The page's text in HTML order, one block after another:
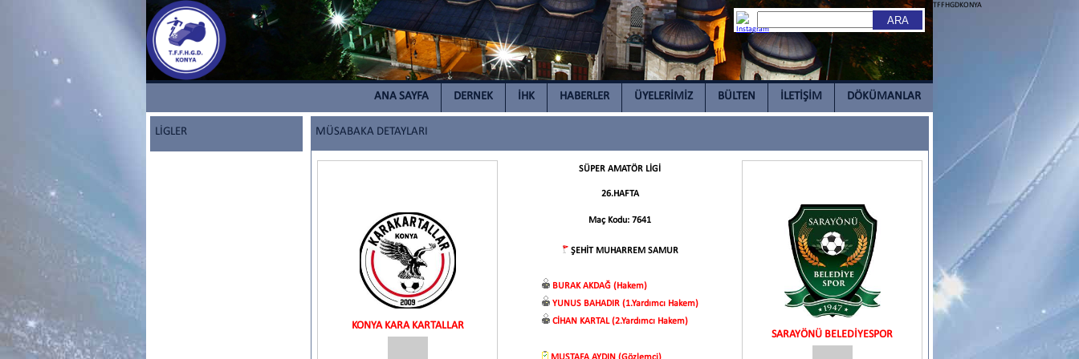
ANA SAYFA DERNEK İHK HABERLER ÜYELERİMİZ BÜLTEN İLETİŞİM DÖKÜMANLAR
LİGLER MÜSABAKA DETAYLARI
KONYA KARA KARTALLAR
SÜPER AMATÖR LİGİ
26.HAFTA
Maç Kodu: 7641
ŞEHİT MUHARREM SAMUR
BURAK AKDAĞ (Hakem)
YUNUS BAHADIR (1.Yardımcı Hakem)
CİHAN KARTAL (2.Yardımcı Hakem)
SARAYÖNÜ BELEDİYESPOR
TFFHGDKONYA